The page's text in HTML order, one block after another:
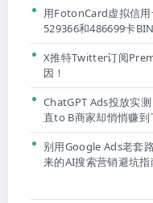
用FotonCard虚拟信用
529366和486699卡
X推特Twitter订阅
因！
ChatGPT Ads投放实
直to B商家却悄悄赚到
别用Google Ads老套
来的AI搜索营销避坑指